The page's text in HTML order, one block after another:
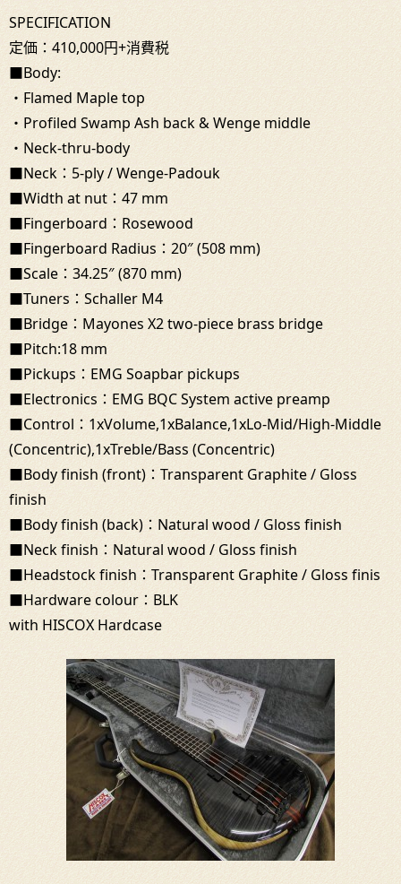
SPECIFICATION
定価：410,000円+消費税
■Body:
・Flamed Maple top
・Profiled Swamp Ash back & Wenge middle
・Neck-thru-body
■Neck：5-ply / Wenge-Padouk
■Width at nut：47 mm
■Fingerboard：Rosewood
■Fingerboard Radius：20″ (508 mm)
■Scale：34.25″ (870 mm)
■Tuners：Schaller M4
■Bridge：Mayones X2 two-piece brass bridge
■Pitch:18 mm
■Pickups：EMG Soapbar pickups
■Electronics：EMG BQC System active preamp
■Control：1xVolume,1xBalance,1xLo-Mid/High-Middle
(Concentric),1xTreble/Bass (Concentric)
■Body finish (front)：Transparent Graphite / Gloss
finish
■Body finish (back)：Natural wood / Gloss finish
■Neck finish：Natural wood / Gloss finish
■Headstock finish：Transparent Graphite / Gloss finis
■Hardware colour：BLK
with HISCOX Hardcase